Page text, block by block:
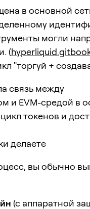
в основной
могли
(
"торгуй +
связь между
и EVM-средой в
токенов и
делаете
вы обычно
(с аппаратной